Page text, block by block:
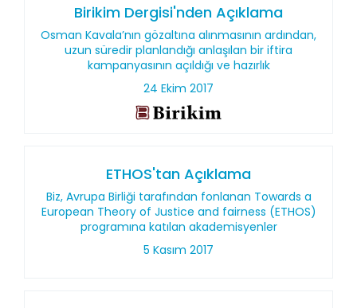
Birikim Dergisi'nden Açıklama
Osman Kavala’nın gözaltına alınmasının ardından,
uzun süredir planlandığı anlaşılan bir iftira
kampanyasının açıldığı ve hazırlık
24 Ekim 2017
ETHOS'tan Açıklama
Biz, Avrupa Birliği tarafından fonlanan Towards a
European Theory of Justice and fairness (ETHOS)
programına katılan akademisyenler
5 Kasım 2017